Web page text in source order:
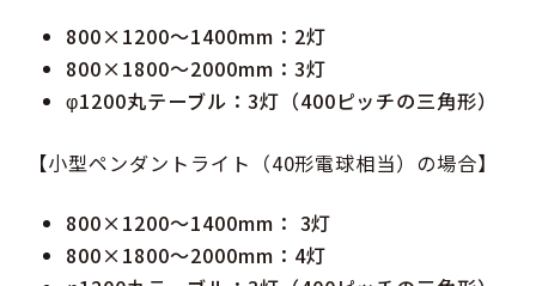
800×1200〜1400mm：2灯
800×1800〜2000mm：3灯
φ1200丸テーブル：3灯（400ピッチの三角形）
【小型ペンダントライト（40形電球相当）の場合】
800×1200〜1400mm： 3灯
800×1800〜2000mm：4灯